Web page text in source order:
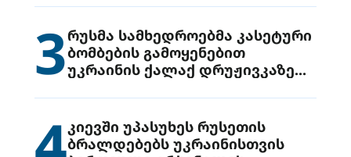
3რუსმა სამხედროებმა კასეტური
ბომბების გამოყენებით
უკრაინის ქალაქ დრუჟივკაზე
კიევში უპასუხეს რუსეთის
ბრალდებებს უკრაინისთვის